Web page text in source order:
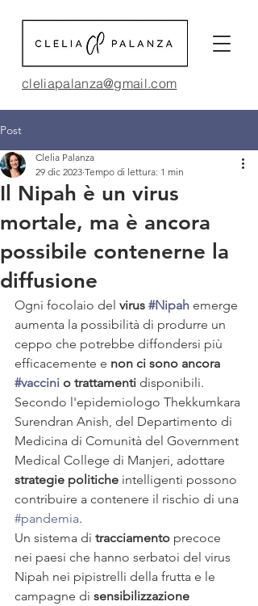
cleliapalanza@gmail.com
Post
Il Nipah è un virus
mortale, ma è ancora
possibile contenerne la
diffusione
Clelia Palanza
29 dic 2023 Tempo di lettura: 1 min
Ogni focolaio del virus #Nipah emerge
aumenta la possibilità di produrre un
ceppo che potrebbe diffondersi più
efficacemente e non ci sono ancora
#vaccini o trattamenti disponibili.
Secondo l'epidemiologo Thekkumkara
Surendran Anish, del Departimento di
Medicina di Comunità del Government
Medical College di Manjeri, adottare
strategie politiche intelligenti possono
contribuire a contenere il rischio di una
#pandemia.
Un sistema di tracciamento precoce
nei paesi che hanno serbatoi del virus
Nipah nei pipistrelli della frutta e le
campagne di sensibilizzazione